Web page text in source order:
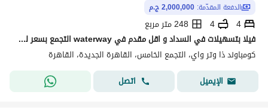
الدفعة المقدّمة: 2,000,000 ج.م
4
4
248 متر مربع
فيلا بتسهيلات في السداد و اقل مقدم في waterway التجمع بسعر لقطه
كومباوند ذا وتر واي، التجمع الخامس، القاهرة الجديدة، القاهرة
الإيميل
اتصل